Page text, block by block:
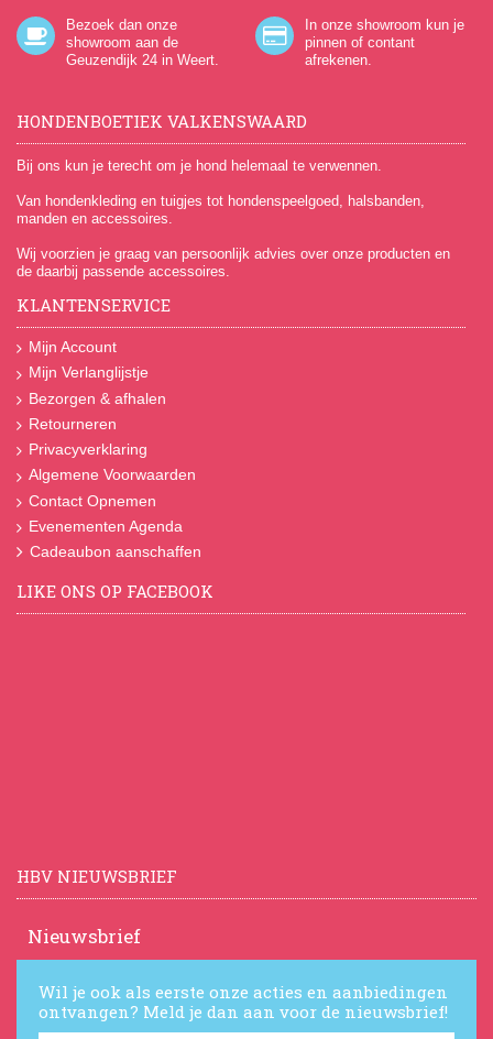
Bezoek dan onze
showroom aan de
Geuzendijk 24 in Weert.
In onze showroom kun je
pinnen of contant
afrekenen.
HONDENBOETIEK VALKENSWAARD
Bij ons kun je terecht om je hond helemaal te verwennen.
Van hondenkleding en tuigjes tot hondenspeelgoed, halsbanden,
manden en accessoires.
Wij voorzien je graag van persoonlijk advies over onze producten en
de daarbij passende accessoires.
KLANTENSERVICE
Mijn Account
Mijn Verlanglijstje
Bezorgen & afhalen
Retourneren
Privacyverklaring
Algemene Voorwaarden
Contact Opnemen
Evenementen Agenda
Cadeaubon aanschaffen
LIKE ONS OP FACEBOOK
HBV NIEUWSBRIEF
Nieuwsbrief
Wil je ook als eerste onze acties en aanbiedingen
ontvangen? Meld je dan aan voor de nieuwsbrief!